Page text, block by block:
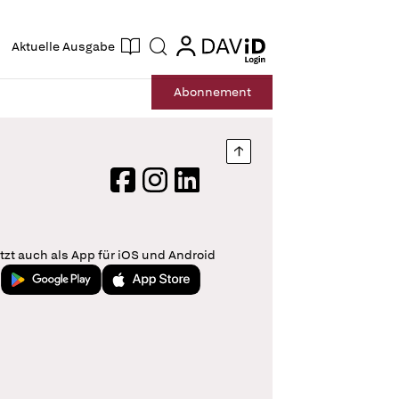
Aktuelle Ausgabe Suche login
login
Abonnement
Nach oben springen
FacebookInstagram
LinkedIn
auch als App für iOS und Android
Jetzt bei Google PlayLaden im App Store